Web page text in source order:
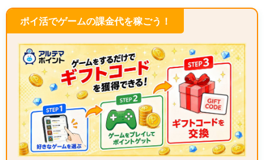
ポイ活でゲームの課金代を稼ごう！